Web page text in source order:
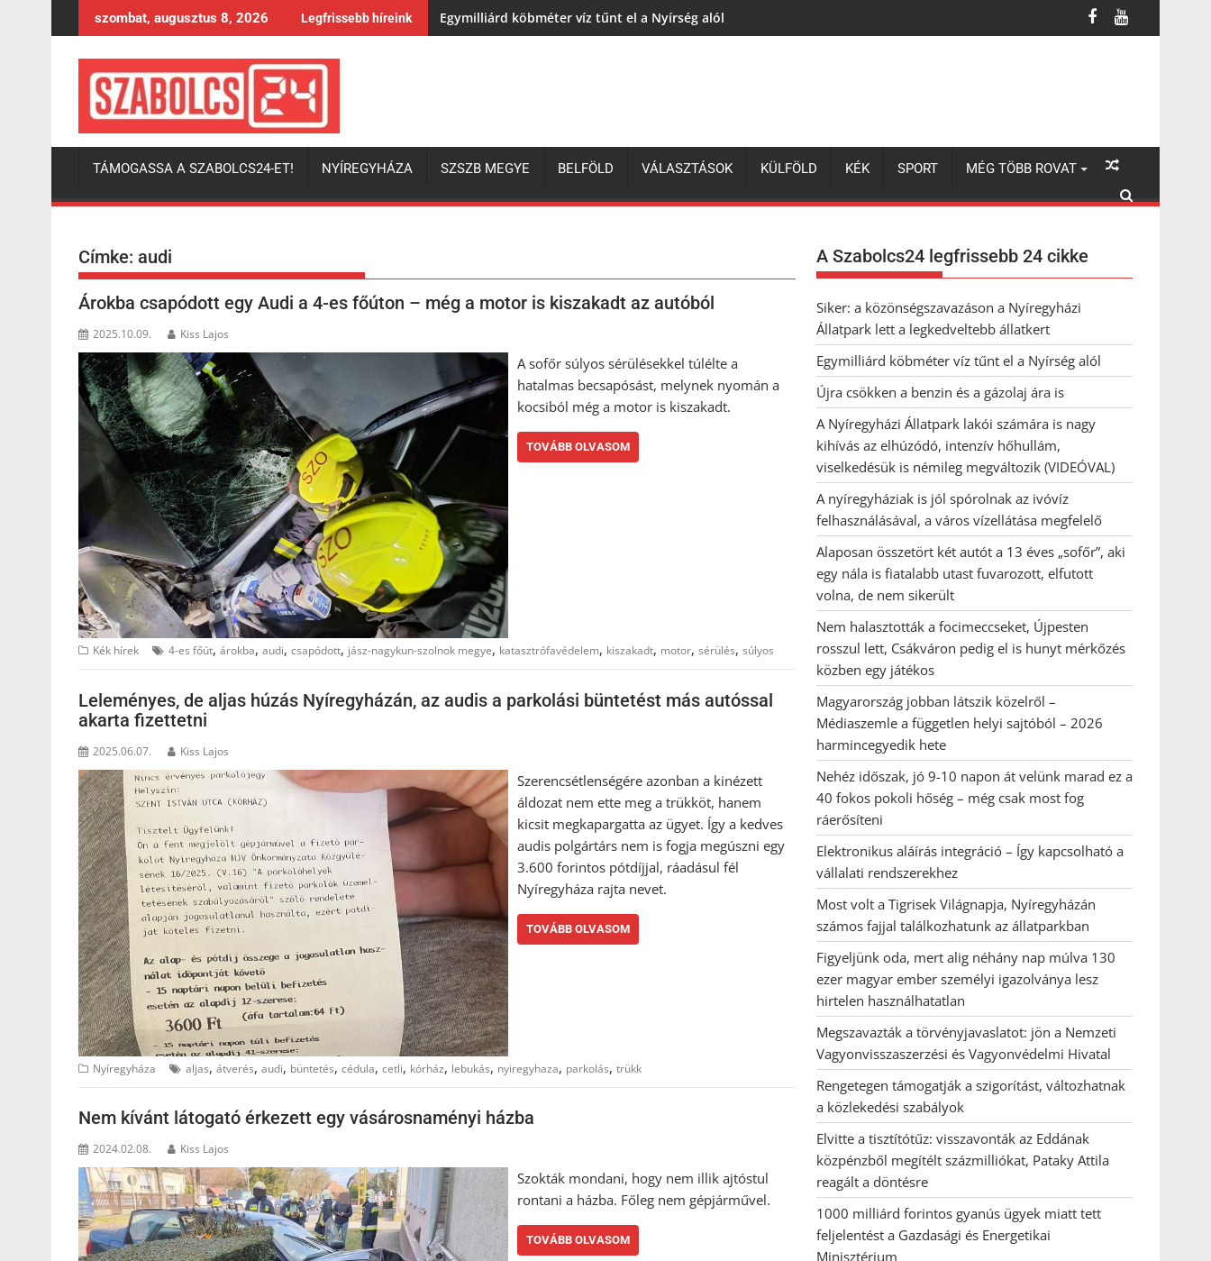
to
szombat, augusztus 8, 2026 Legfrissebb híreink Egymilliárd köbméter víz tűnt el a Nyírség alól
TÁMOGASSA A SZABOLCS24-ET! NYÍREGYHÁZA SZSZB MEGYE BELFÖLD VÁLASZTÁSOK KÜLFÖLD KÉK SPORT MÉG TÖBB ROVAT
Címke: audi
Árokba csapódott egy Audi a 4-es főúton – még a motor is kiszakadt az autóból
2025.10.09. Kiss Lajos
A sofőr súlyos sérülésekkel túlélte a
hatalmas becsapósást, melynek nyomán a
kocsiból még a motor is kiszakadt.
TOVÁBB OLVASOM
Kék hírek 4-es főút, árokba, audi, csapódott, jász-nagykun-szolnok megye, katasztrófavédelem, kiszakadt, motor, sérülés, súlyos
Leleményes, de aljas húzás Nyíregyházán, az audis a parkolási büntetést más autóssal
akarta fizettetni
2025.06.07. Kiss Lajos
Szerencsétlenségére azonban a kinézett
áldozat nem ette meg a trükköt, hanem
kicsit megkapargatta az ügyet. Így a kedves
audis polgártárs nem is fogja megúszni egy
3.600 forintos pótdíjjal, ráadásul fél
Nyíregyháza rajta nevet.
TOVÁBB OLVASOM
Nyíregyháza aljas, átverés, audi, büntetés, cédula, cetli, kórház, lebukás, nyiregyhaza, parkolás, trükk
Nem kívánt látogató érkezett egy vásárosnaményi házba
2024.02.08. Kiss Lajos
Szokták mondani, hogy nem illik ajtóstul
rontani a házba. Főleg nem gépjárművel.
TOVÁBB OLVASOM
A Szabolcs24 legfrissebb 24 cikke
Siker: a közönségszavazáson a Nyíregyházi
Állatpark lett a legkedveltebb állatkert
Egymilliárd köbméter víz tűnt el a Nyírség alól
Újra csökken a benzin és a gázolaj ára is
A Nyíregyházi Állatpark lakói számára is nagy
kihívás az elhúzódó, intenzív hőhullám,
viselkedésük is némileg megváltozik (VIDEÓVAL)
A nyíregyháziak is jól spórolnak az ivóvíz
felhasználásával, a város vízellátása megfelelő
Alaposan összetört két autót a 13 éves „sofőr”, aki
egy nála is fiatalabb utast fuvarozott, elfutott
volna, de nem sikerült
Nem halasztották a focimeccseket, Újpesten
rosszul lett, Csákváron pedig el is hunyt mérkőzés
közben egy játékos
Magyarország jobban látszik közelről –
Médiaszemle a független helyi sajtóból – 2026
harmincegyedik hete
Nehéz időszak, jó 9-10 napon át velünk marad ez a
40 fokos pokoli hőség – még csak most fog
ráerősíteni
Elektronikus aláírás integráció – Így kapcsolható a
vállalati rendszerekhez
Most volt a Tigrisek Világnapja, Nyíregyházán
számos fajjal találkozhatunk az állatparkban
Figyeljünk oda, mert alig néhány nap múlva 130
ezer magyar ember személyi igazolványa lesz
hirtelen használhatatlan
Megszavazták a törvényjavaslatot: jön a Nemzeti
Vagyonvisszaszerzési és Vagyonvédelmi Hivatal
Rengetegen támogatják a szigorítást, változhatnak
a közlekedési szabályok
Elvitte a tisztítótűz: visszavonták az Eddának
közpénzből megítélt százmilliókat, Pataky Attila
reagált a döntésre
1000 milliárd forintos gyanús ügyek miatt tett
feljelentést a Gazdasági és Energetikai
Minisztérium